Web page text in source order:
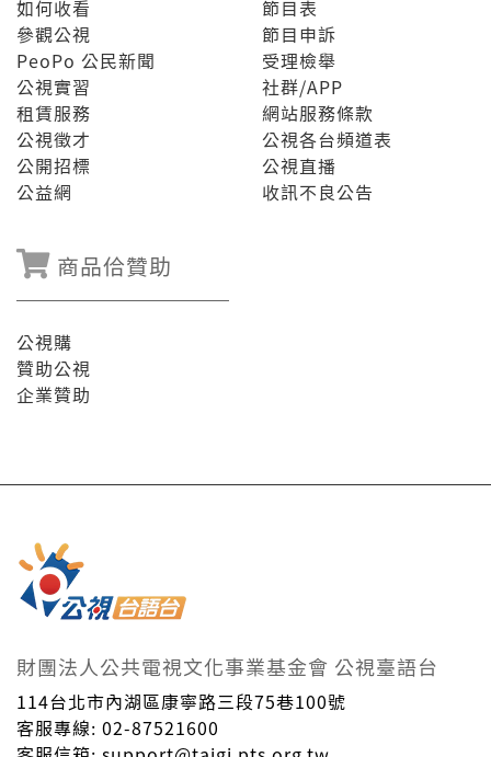
如何收看
參觀公視
PeoPo 公民新聞
公視實習
租賃服務
公視徵才
公開招標
公益網
節目表
節目申訴
受理檢舉
社群/APP
網站服務條款
公視各台頻道表
公視直播
收訊不良公告
商品佮贊助
公視購
贊助公視
企業贊助
財團法人公共電視文化事業基金會 公視臺語台
114台北市內湖區康寧路三段75巷100號
客服專線: 02-87521600